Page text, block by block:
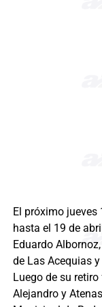
El próximo jueves
hasta el 19 de
Eduardo
de Las Acequias
Luego de su
Alejandro y